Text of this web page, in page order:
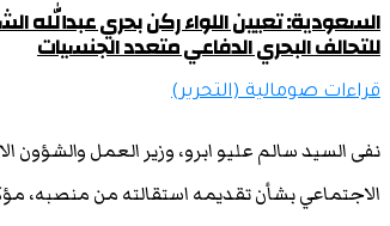
السعودية: تعيين اللواء ركن بحري عبدالله
للتحالف البحري الدفاعي متعدد الجنسيات
قراءات صومالية (التحرير)
نفى السيد سالم عليو ابرو، وزير العمل والشؤون
الاجتماعي بشأن تقديمه استقالته من منصبه،